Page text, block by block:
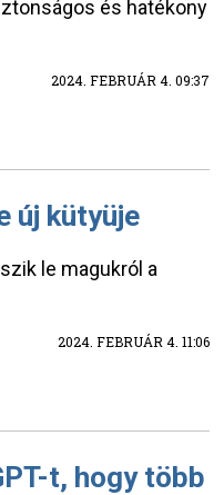
és hatékony
2024. FEBRUÁR 4. 09:37
új kütyüje
le magukról a
2024. FEBRUÁR 4. 11:06
t, hogy több